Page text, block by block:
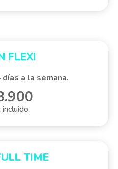
FLEXI
días a la semana.
TIME